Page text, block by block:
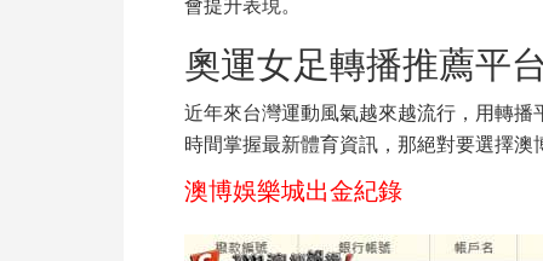
奧運女足轉播推薦平
近年來台灣運動風氣越來越流行，用轉
時間掌握最新體育資訊，那絕對要選擇
澳博娛樂城出金紀錄